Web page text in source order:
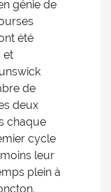
génie de
été
et
de
deux
chaque
cycle
leur
plein à